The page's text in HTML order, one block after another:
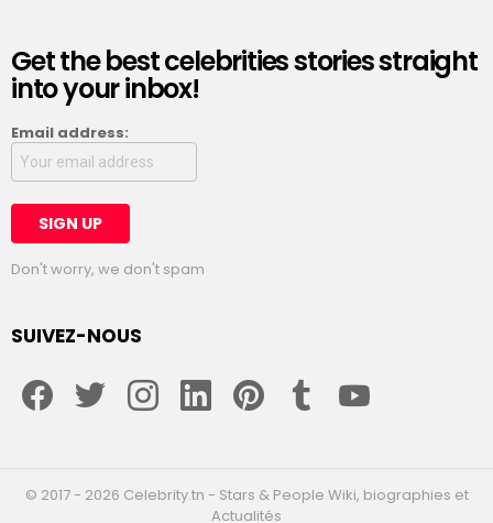
Get the best celebrities stories straight
into your inbox!
Email address:
Don't worry, we don't spam
SUIVEZ-NOUS
© 2017 - 2026 Celebrity.tn - Stars & People Wiki, biographies et
Actualités